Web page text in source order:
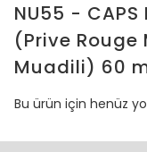
NU55 - CAPS
(Prive
Muadili) 60
Bu ürün için henüz